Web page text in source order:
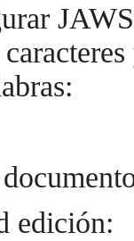
edición: